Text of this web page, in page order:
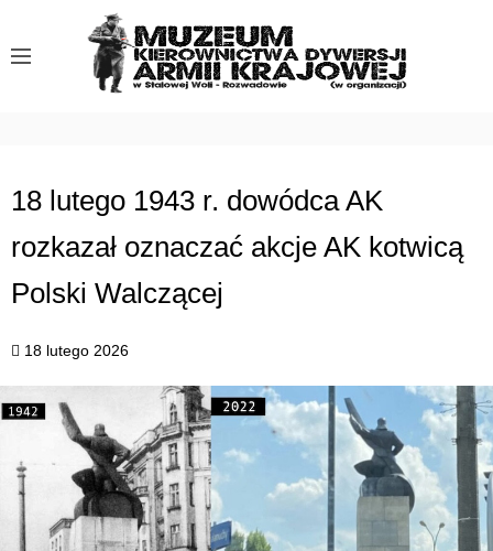
18 lutego 1943 r. dowódca AK
rozkazał oznaczać akcje AK kotwicą
Polski Walczącej
18 lutego 2026